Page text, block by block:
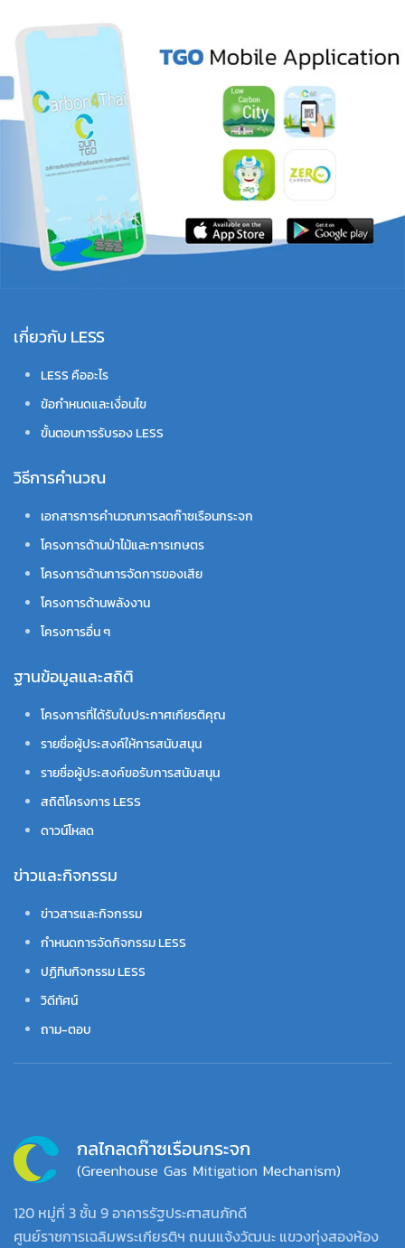
เกี่ยวกับ LESS
LESS คืออะไร
ข้อกำหนดและเงื่อนไข
ขั้นตอนการรับรอง LESS
วิธีการคำนวณ
เอกสารการคำนวณการลดก๊าซเรือนกระจก
โครงการด้านป่าไม้และการเกษตร
โครงการด้านการจัดการของเสีย
โครงการด้านพลังงาน
โครงการอื่น ๆ
ฐานข้อมูลและสถิติ
โครงการที่ได้รับใบประกาศเกียรติคุณ
รายชื่อผู้ประสงค์ให้การสนับสนุน
รายชื่อผู้ประสงค์ขอรับการสนับสนุน
สถิติโครงการ LESS
ดาวน์โหลด
ข่าวและกิจกรรม
ข่าวสารและกิจกรรม
กำหนดการจัดกิจกรรม LESS
ปฏิทินกิจกรรม LESS
วิดีทัศน์
ถาม-ตอบ
120 หมู่ที่ 3 ชั้น 9 อาคารรัฐประศาสนภักดี
ศูนย์ราชการเฉลิมพระเกียรติฯ ถนนแจ้งวัฒนะ แขวงทุ่งสองห้อง